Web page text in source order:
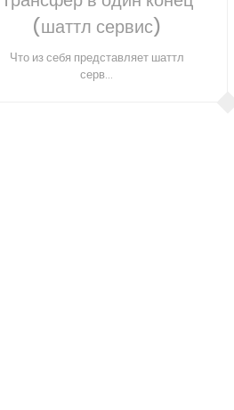
(шаттл сервис)
Что из себя представляет шаттл
серв...